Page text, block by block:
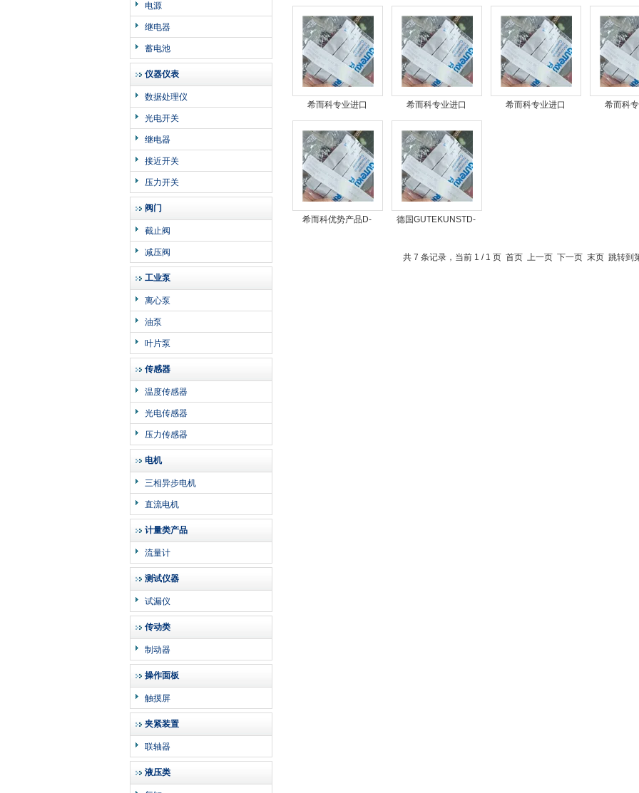
电源
继电器
蓄电池
仪器仪表
数据处理仪
光电开关
继电器
接近开关
压力开关
阀门
截止阀
减压阀
工业泵
离心泵
油泵
叶片泵
传感器
温度传感器
光电传感器
压力传感器
电机
三相异步电机
直流电机
计量类产品
流量计
测试仪器
试漏仪
传动类
制动器
操作面板
触摸屏
夹紧装置
联轴器
液压类
希而科专业进口
GUTEKUNST螺旋弹簧
D303b
希而科专业进口
GUTEKUNST螺旋弹簧
T18461L
希而科专业进口
希而科
希而科优势产品D-
德国GUTEKUNSTD-
共 7 条记录，当前 1 / 1 页 首页 上一页 下一页 末页 跳转到